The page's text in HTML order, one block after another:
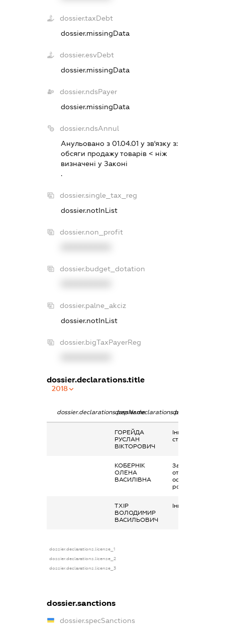
dossier.taxDebt
dossier.missingData
dossier.esvDebt
dossier.missingData
dossier.ndsPayer
dossier.missingData
dossier.ndsAnnul
Анульовано з 01.04.01 у зв'язку з:
обсяги продажу товарiв < нiж
визначенi у Законi
.
dossier.single_tax_reg
dossier.notInList
dossier.non_profit
dossier.budget_dotation
dossier.palne_akciz
dossier.notInList
dossier.bigTaxPayerReg
dossier.declarations.title
2018
dossier.declarations.pepNamedossier.declarations.personName
ГОРЕЙДА
РУСЛАН
ВІКТОРОВИЧ
Інше, Сума
стипендії
КОБЕРНІК
ОЛЕНА
ВАСИЛІВНА
Заробітна плата
отримана за
основним місцем
роботи
ТХІР
ВОЛОДИМИР
ВАСИЛЬОВИЧ
Інше, стипендія
dossier.declarations.license_1
dossier.declarations.license_2
dossier.declarations.license_3
dossier.sanctions
dossier.specSanctions